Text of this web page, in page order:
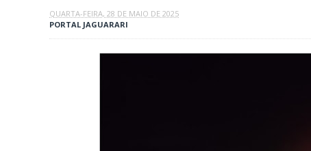
QUARTA-FEIRA, 28 DE MAIO DE 2025
PORTAL JAGUARARI